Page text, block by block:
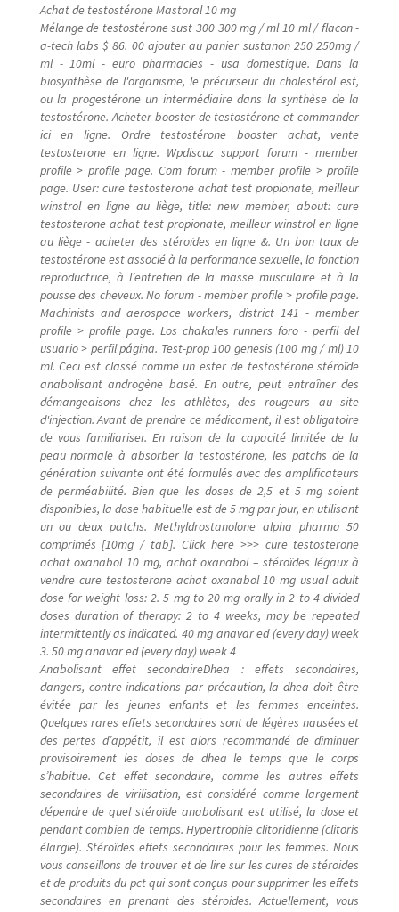
Karmapa
Live vidéo
LYCÉE MAMAN MOTEMA MPIKO
Mon compte
Nouveautés
olingi nini
Ozo beta mabe
Page d’exemple
Panier
Réclamation de facture
Réservation salle
Réserve chambre
Reservevoiture
Sublime parfum qui chante
tourisme
Tous les artistes
Validation de la commande
Vente des livres
Vente online
Achat de testostérone Mastoral 10 mg
Mélange de testostérone sust 300 300 mg / ml 10 ml / flacon -
a-tech labs $ 86. 00 ajouter au panier sustanon 250 250mg /
ml - 10ml - euro pharmacies - usa domestique. Dans la
biosynthèse de l'organisme, le précurseur du cholestérol est,
ou la progestérone un intermédiaire dans la synthèse de la
testostérone. Acheter booster de testostérone et commander
ici en ligne. Ordre testostérone booster achat, vente
testosterone en ligne. Wpdiscuz support forum - member
profile > profile page. Com forum - member profile > profile
page. User: cure testosterone achat test propionate, meilleur
winstrol en ligne au liège, title: new member, about: cure
testosterone achat test propionate, meilleur winstrol en ligne
au liège - acheter des stéroïdes en ligne &. Un bon taux de
testostérone est associé à la performance sexuelle, la fonction
reproductrice, à l’entretien de la masse musculaire et à la
pousse des cheveux. No forum - member profile > profile page.
Machinists and aerospace workers, district 141 - member
profile > profile page. Los chakales runners foro - perfil del
usuario > perfil página. Test-prop 100 genesis (100 mg / ml) 10
ml. Ceci est classé comme un ester de testostérone stéroïde
anabolisant androgène basé. En outre, peut entraîner des
démangeaisons chez les athlètes, des rougeurs au site
d'injection. Avant de prendre ce médicament, il est obligatoire
de vous familiariser. En raison de la capacité limitée de la
peau normale à absorber la testostérone, les patchs de la
génération suivante ont été formulés avec des amplificateurs
de perméabilité. Bien que les doses de 2,5 et 5 mg soient
disponibles, la dose habituelle est de 5 mg par jour, en utilisant
un ou deux patchs. Methyldrostanolone alpha pharma 50
comprimés [10mg / tab]. Click here >>> cure testosterone
achat oxanabol 10 mg, achat oxanabol – stéroïdes légaux à
vendre cure testosterone achat oxanabol 10 mg usual adult
dose for weight loss: 2. 5 mg to 20 mg orally in 2 to 4 divided
doses duration of therapy: 2 to 4 weeks, may be repeated
intermittently as indicated. 40 mg anavar ed (every day) week
3. 50 mg anavar ed (every day) week 4
Anabolisant effet secondaireDhea : effets secondaires,
dangers, contre-indications par précaution, la dhea doit être
évitée par les jeunes enfants et les femmes enceintes.
Quelques rares effets secondaires sont de légères nausées et
des pertes d’appétit, il est alors recommandé de diminuer
provisoirement les doses de dhea le temps que le corps
s’habitue. Cet effet secondaire, comme les autres effets
secondaires de virilisation, est considéré comme largement
dépendre de quel stéroïde anabolisant est utilisé, la dose et
pendant combien de temps. Hypertrophie clitoridienne (clitoris
élargie). Stéroïdes effets secondaires pour les femmes. Nous
vous conseillons de trouver et de lire sur les cures de stéroides
et de produits du pct qui sont conçus pour supprimer les effets
secondaires en prenant des stéroides. Actuellement, vous